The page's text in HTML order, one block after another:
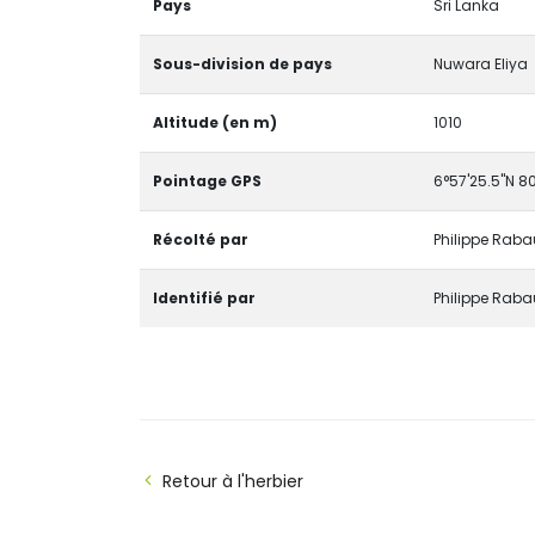
Pays Sri Lanka
Sous-division de pays Nuwara Eliya
Altitude (en m) 1010
Pointage GPS 6°57'25.5"N
Récolté par Philippe
Identifié par Philippe
Retour à l'herbier